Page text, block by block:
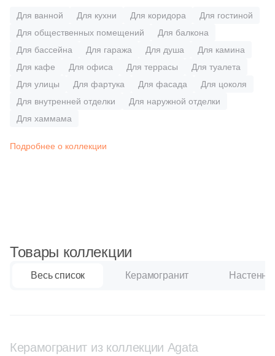
Цвет
Белая
Синяя и голубая
Тема (рисунок на плитке)
Моноколор
Мрамор
Для ванной Для кухни Для коридора
Для гостиной
Для общественных помещений
Для балкона
Для бассейна
Для гаража Для душа
Для камина
Для кафе
Для офиса Для террасы
Для туалета
Для улицы
Для фартука Для фасада
Для цоколя
Для внутренней отделки
Для наружной отделки
Для хаммама
Подробнее о коллекции
Товары коллекции
Весь список Керамогранит
Керамогранит из коллекции Agata